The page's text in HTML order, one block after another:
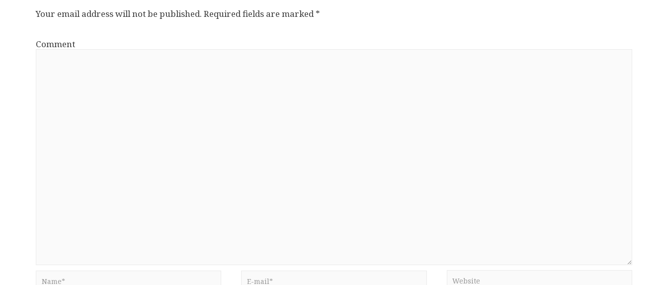
Your email address will not be published. Required fields are marked*
Comment